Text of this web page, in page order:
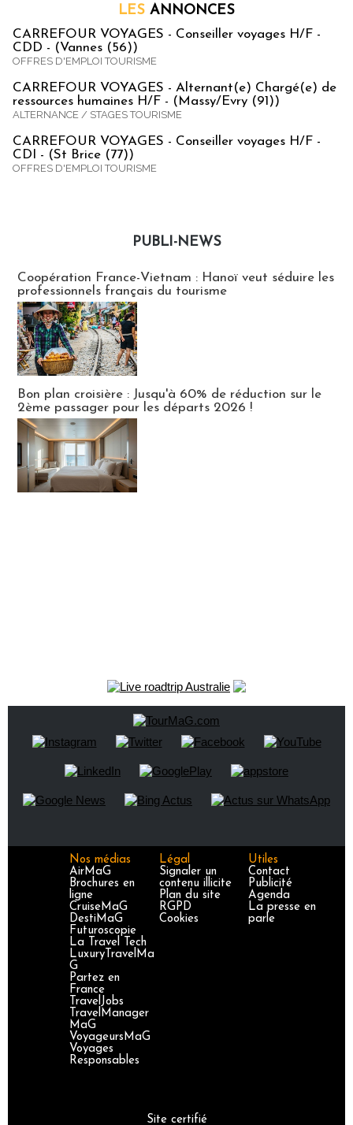
LES ANNONCES
CARREFOUR VOYAGES - Conseiller voyages H/F -
CDD - (Vannes (56))
OFFRES D'EMPLOI TOURISME
CARREFOUR VOYAGES - Alternant(e) Chargé(e) de
ressources humaines H/F - (Massy/Evry (91))
ALTERNANCE / STAGES TOURISME
CARREFOUR VOYAGES - Conseiller voyages H/F -
CDI - (St Brice (77))
OFFRES D'EMPLOI TOURISME
PUBLI-NEWS
Coopération France-Vietnam : Hanoï veut séduire les
professionnels français du tourisme
Bon plan croisière : Jusqu'à 60% de réduction sur le
2ème passager pour les départs 2026 !
Nos médias
AirMaG
Brochures en
ligne
CruiseMaG
DestiMaG
Futuroscopie
La Travel Tech
LuxuryTravelMa
G
Partez en
France
TravelJobs
TravelManager
MaG
VoyageursMaG
Voyages
Responsables
Légal
Signaler un
contenu illicite
Plan du site
RGPD
Cookies
Utiles
Contact
Publicité
Agenda
La presse en
parle
Site certifié